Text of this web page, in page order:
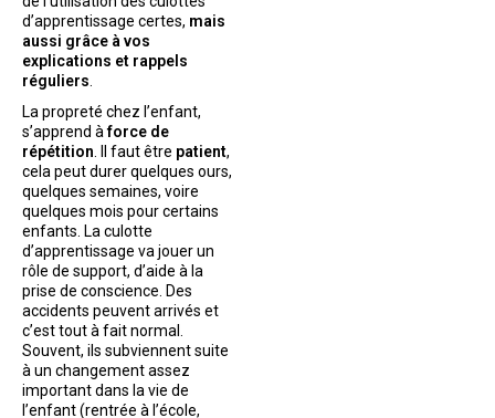
d’apprentissage certes, mais
aussi grâce à vos
explications et rappels
réguliers.
La propreté chez l’enfant,
s’apprend àforce de
répétition. Il faut être patient,
cela peut durer quelques ours,
quelques semaines, voire
quelques mois pour certains
enfants. La culotte
d’apprentissage va jouer un
rôle de support, d’aide à la
prise de conscience. Des
accidents peuvent arrivés et
c’est tout à fait normal.
Souvent, ils subviennent suite
à un changement assez
important dans la vie de
l’enfant (rentrée à l’école,